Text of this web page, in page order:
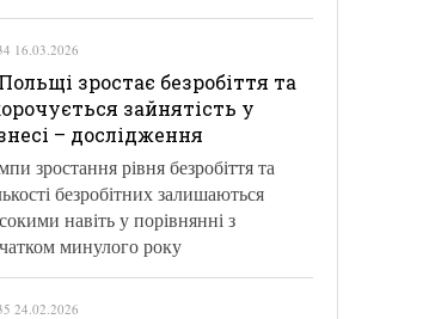
16.03.2026
зростає безробіття та
зайнятість у
– дослідження
зростання рівня безробіття та
безробітних залишаються
навіть у порівнянні з
минулого року
24.02.2026